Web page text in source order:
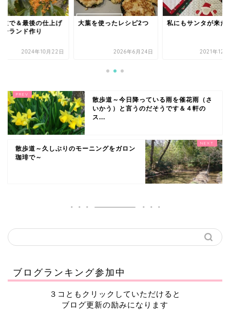
道で＆最後の仕上げ
ーランド作り
2024年10月22日
大葉を使ったレシピ2つ
2026年6月24日
私にもサンタが来た
2021年12
散歩道～今日降っている雨を催花雨（さ
いかう）と言うのだそうです＆４軒の
ス...
散歩道～久しぶりのモーニングをガロン
珈琲で～
ブログランキング参加中
３コともクリックしていただけると
ブログ更新の励みになります